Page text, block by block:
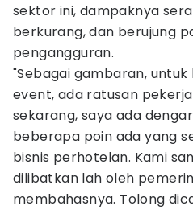
sektor ini, dampaknya
berkurang, dan berujung
pengangguran.
"Sebagai gambaran,
event, ada ratusan
sekarang, saya ada
beberapa poin ada yang
bisnis perhotelan. Kami
dilibatkan lah oleh
membahasnya. Tolong